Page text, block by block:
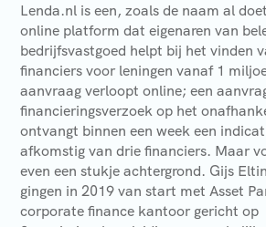
Lenda.nl is een, zoals de naam al
online platform dat eigenaren van
bedrijfsvastgoed helpt bij het vinden
financiers voor leningen vanaf 1
aanvraag verloopt online; een
financieringsverzoek op het
ontvangt binnen een week een
afkomstig van drie financiers. Maar
even een stukje achtergrond. Gijs
gingen in 2019 van start met Asset
corporate finance kantoor gericht op